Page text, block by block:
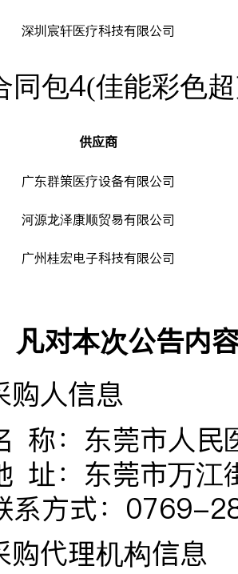
深圳宸轩医疗科技有限公司
同包4(佳能彩色
供应商
广东群策医疗设备有限公司
河源龙泽康顺贸易有限公司
广州桂宏电子科技有限公司
凡对本次公告内
购人信息
称： 东莞市人民
址： 东莞市万江
系方式： 0769-
购代理机构信息